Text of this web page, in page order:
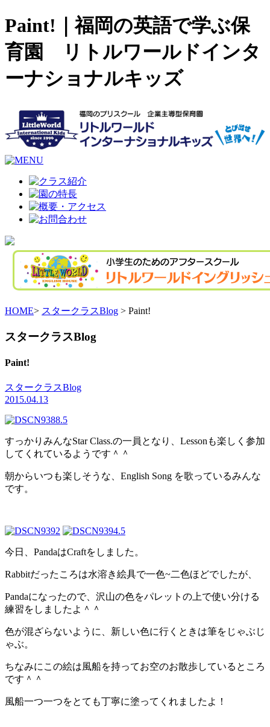
Paint!｜福岡の英語で学ぶ保
育園 リトルワールドインタ
ーナショナルキッズ
HOME> スタークラスBlog > Paint!
スタークラスBlog
Paint!
スタークラスBlog
2015.04.13
すっかりみんなStar Class.の一員となり、Lessonも楽しく参加
してくれているようです＾＾
朝からいつも楽しそうな、English Song を歌っているみんな
です。
今日、PandaはCraftをしました。
Rabbitだったころは水溶き絵具で一色~二色ほどでしたが、
Pandaになったので、沢山の色をパレットの上で使い分ける
練習をしましたよ＾＾
色が混ざらないように、新しい色に行くときは筆をじゃぶじ
ゃぶ。
ちなみにこの絵は風船を持ってお空のお散歩しているところ
です＾＾
風船一つ一つをとても丁寧に塗ってくれましたよ！